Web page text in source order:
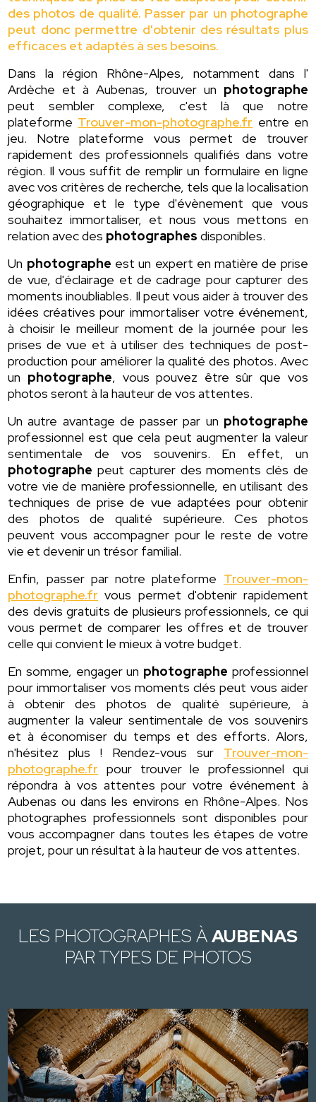
des photos de qualité. Passer par un photographe
peut donc permettre d'obtenir des résultats plus
efficaces et adaptés à ses besoins.
Dans la région Rhône-Alpes, notamment dans l'
Ardèche et à Aubenas, trouver un photographe
peut sembler complexe, c'est là que notre
plateforme Trouver-mon-photographe.fr entre en
jeu. Notre plateforme vous permet de trouver
rapidement des professionnels qualifiés dans votre
région. Il vous suffit de remplir un formulaire en ligne
avec vos critères de recherche, tels que la localisation
géographique et le type d'évènement que vous
souhaitez immortaliser, et nous vous mettons en
relation avec des photographes disponibles.
Un photographe est un expert en matière de prise
de vue, d'éclairage et de cadrage pour capturer des
moments inoubliables. Il peut vous aider à trouver des
idées créatives pour immortaliser votre événement,
à choisir le meilleur moment de la journée pour les
prises de vue et à utiliser des techniques de post-
production pour améliorer la qualité des photos. Avec
un photographe, vous pouvez être sûr que vos
photos seront à la hauteur de vos attentes.
Un autre avantage de passer par un photographe
professionnel est que cela peut augmenter la valeur
sentimentale de vos souvenirs. En effet, un
photographe peut capturer des moments clés de
votre vie de manière professionnelle, en utilisant des
techniques de prise de vue adaptées pour obtenir
des photos de qualité supérieure. Ces photos
peuvent vous accompagner pour le reste de votre
vie et devenir un trésor familial.
Enfin, passer par notre plateforme Trouver-mon-
photographe.fr vous permet d'obtenir rapidement
des devis gratuits de plusieurs professionnels, ce qui
vous permet de comparer les offres et de trouver
celle qui convient le mieux à votre budget.
En somme, engager un photographe professionnel
pour immortaliser vos moments clés peut vous aider
à obtenir des photos de qualité supérieure, à
augmenter la valeur sentimentale de vos souvenirs
et à économiser du temps et des efforts. Alors,
n'hésitez plus ! Rendez-vous sur Trouver-mon-
photographe.fr pour trouver le professionnel qui
répondra à vos attentes pour votre événement à
Aubenas ou dans les environs en Rhône-Alpes. Nos
photographes professionnels sont disponibles pour
vous accompagner dans toutes les étapes de votre
projet, pour un résultat à la hauteur de vos attentes.
LES PHOTOGRAPHES ÀAUBENAS
PAR TYPES DE PHOTOS